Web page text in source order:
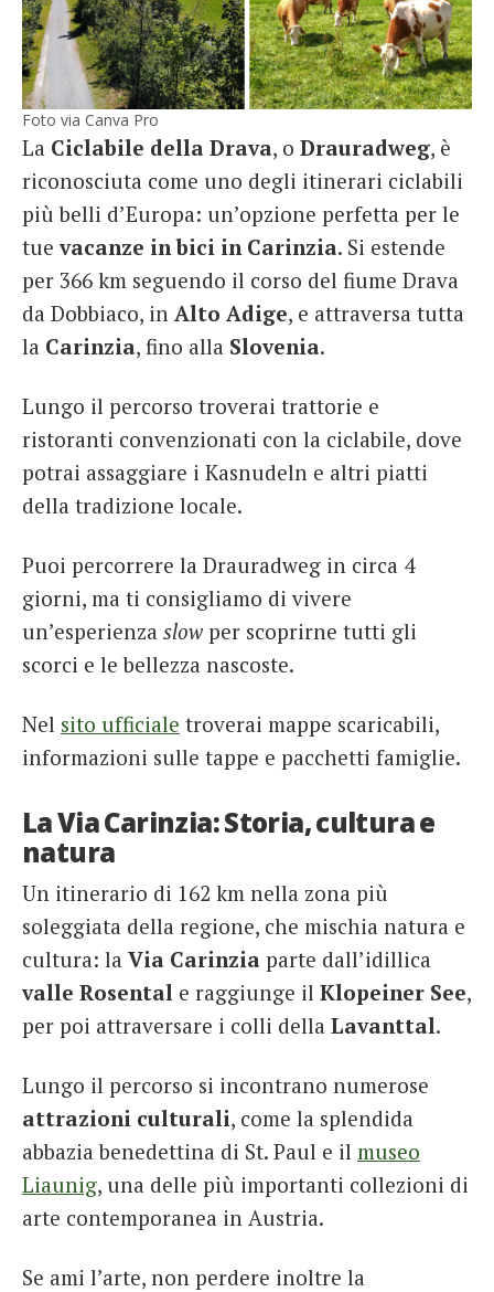
Foto via Canva Pro
La Ciclabile della Drava, o Drauradweg, è
riconosciuta come uno degli itinerari ciclabili
più belli d’Europa: un’opzione perfetta per le
tuevacanze in bici in Carinzia. Si estende
per 366 km seguendo il corso del fiume Drava
da Dobbiaco, in Alto Adige, e attraversa tutta
la Carinzia, fino alla Slovenia.
Lungo il percorso troverai trattorie e
ristoranti convenzionati con la ciclabile, dove
potrai assaggiare i Kasnudeln e altri piatti
della tradizione locale.
Puoi percorrere la Drauradweg in circa 4
giorni, ma ti consigliamo di vivere
un’esperienza slow per scoprirne tutti gli
scorci e le bellezza nascoste.
Nel sito ufficiale troverai mappe scaricabili,
informazioni sulle tappe e pacchetti famiglie.
La Via Carinzia: Storia, cultura e
natura
Un itinerario di 162 km nella zona più
soleggiata della regione, che mischia natura e
cultura: la Via Carinzia parte dall’idillica
valle Rosental e raggiunge il Klopeiner See,
per poi attraversare i colli della Lavanttal.
Lungo il percorso si incontrano numerose
attrazioni culturali, come la splendida
abbazia benedettina di St. Paul e il museo
Liaunig, una delle più importanti collezioni di
arte contemporanea in Austria.
Se ami l’arte, non perdere inoltre la